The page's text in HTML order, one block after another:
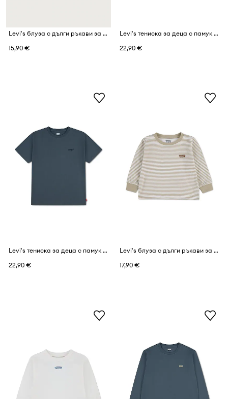
Levi's блуза с дълги ръкави за деца от памук L/S BATWING TEE
15,90 €
Levi's тениска за деца с памук RED TAB VINTAGE TEE
22,90 €
Levi's тениска за деца с памук RED TAB VINTAGE TEE
22,90 €
Levi's блуза с дълги ръкави за деца с памук STRIPE TEE
17,90 €